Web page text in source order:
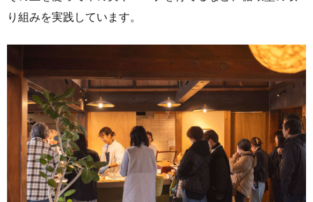
り組みを実践しています。